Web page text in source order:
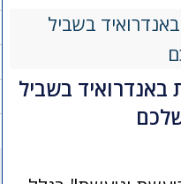
באנדרואיד בשביל